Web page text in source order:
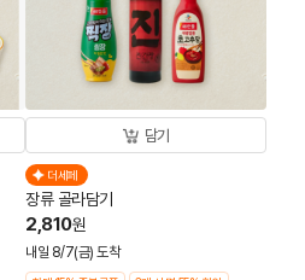
담기
더세페
장류 골라담기
2,810원
내일 8/7(금) 도착